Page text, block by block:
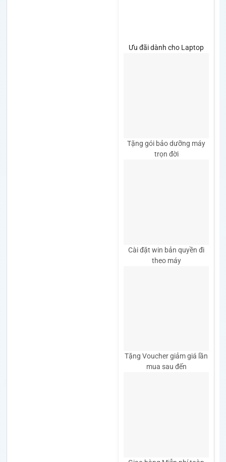
Ưu đãi dành cho Laptop
Tặng gói bảo dưỡng máy
trọn đời
Cài đặt win bản quyền đi
theo máy
Tặng Voucher giảm giá lần
mua sau đến